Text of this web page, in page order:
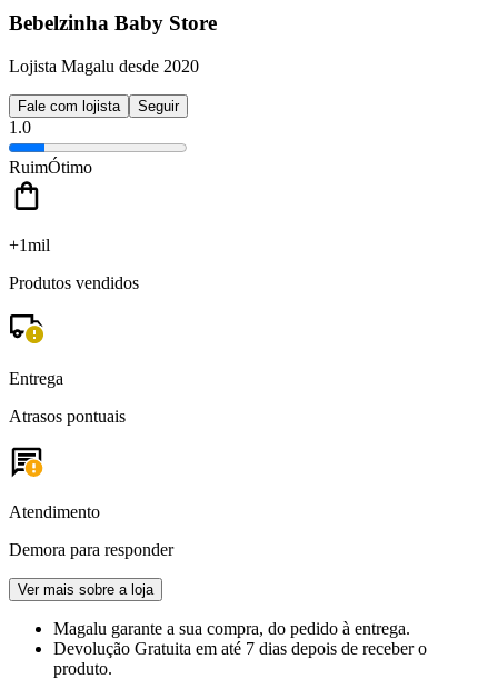
Bebelzinha Baby Store
Lojista Magalu desde 2020
Fale com lojista Seguir
1.0
RuimÓtimo
+1mil
Produtos vendidos
Entrega
Atrasos pontuais
Atendimento
Demora para responder
Ver mais sobre a loja
Magalu garante a sua compra, do pedido à entrega.
Devolução Gratuita em até 7 dias depois de receber o
produto.